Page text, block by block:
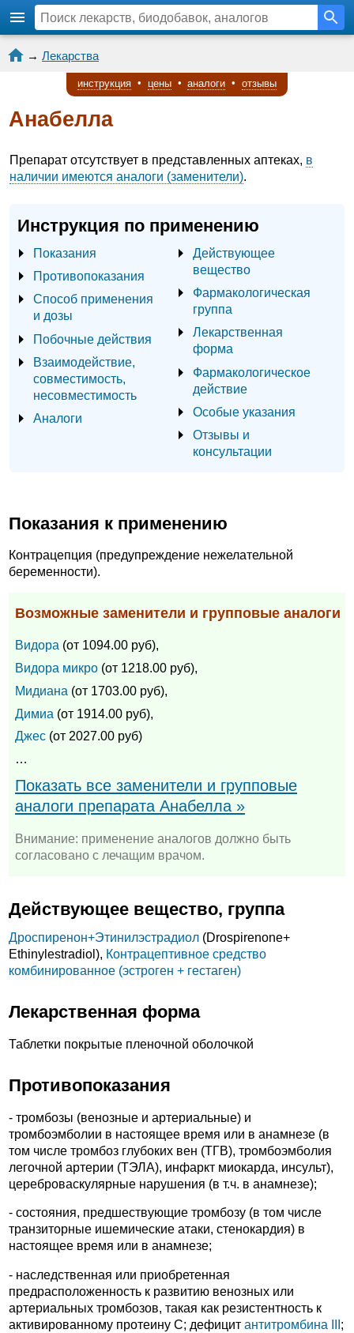
→ Лекарства
инструкция • цены • аналоги • отзывы
Анабелла
Препарат отсутствует в представленных аптеках, в
наличии имеются аналоги (заменители).
Инструкция по применению
Показания
Противопоказания
Способ применения
и дозы
Побочные действия
Взаимодействие,
совместимость,
несовместимость
Аналоги
Действующее
вещество
Фармакологическая
группа
Лекарственная
форма
Фармакологическое
действие
Особые указания
Отзывы и
консультации
Показания к применению
Контрацепция (предупреждение нежелательной
беременности).
Возможные заменители и групповые аналоги
Видора (от 1094.00 руб),
Видора микро (от 1218.00 руб),
Мидиана (от 1703.00 руб),
Димиа (от 1914.00 руб),
Джес (от 2027.00 руб)
…
Показать все заменители и групповые
аналоги препарата Анабелла »
Внимание: применение аналогов должно быть
согласовано с лечащим врачом.
Действующее вещество, группа
Дроспиренон+Этинилэстрадиол (Drospirenone+
Ethinylestradiol), Контрацептивное средство
комбинированное (эстроген + гестаген)
Лекарственная форма
Таблетки покрытые пленочной оболочкой
Противопоказания
- тромбозы (венозные и артериальные) и
тромбоэмболии в настоящее время или в анамнезе (в
том числе тромбоз глубоких вен (ТГВ), тромбоэмболия
легочной артерии (ТЭЛА), инфаркт миокарда, инсульт),
цереброваскулярные нарушения (в т.ч. в анамнезе);
- состояния, предшествующие тромбозу (в том числе
транзиторные ишемические атаки, стенокардия) в
настоящее время или в анамнезе;
- наследственная или приобретенная
предрасположенность к развитию венозных или
артериальных тромбозов, такая как резистентность к
активированному протеину С; дефицит антитромбина III ;